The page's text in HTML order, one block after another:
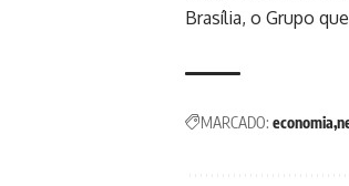
Brasília, o Grupo
MARCADO: economia